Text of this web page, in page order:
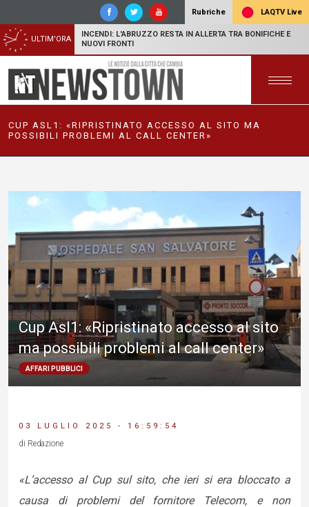
Rubriche LAQTV Live
ULTIM'ORA
INCENDI: L'ABRUZZO RESTA IN ALLERTA TRA BONIFICHE E
NUOVI FRONTI
CUP ASL1: «RIPRISTINATO ACCESSO AL SITO MA
POSSIBILI PROBLEMI AL CALL CENTER»
Cup Asl1: «Ripristinato accesso al sito
ma possibili problemi al call center»
AFFARI PUBBLICI
03 LUGLIO 2025 - 16:59:54
di Redazione
«L’accesso al Cup sul sito, che ieri si era bloccato a
causa di problemi del fornitore Telecom, e non